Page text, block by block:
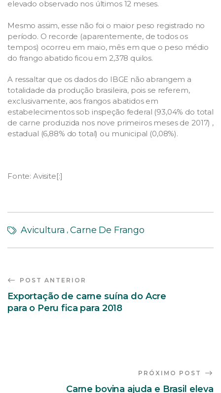
elevado observado nos últimos 12 meses.
Mesmo assim, esse não foi o maior peso registrado no
período. O recorde (aparentemente, de todos os
tempos) ocorreu em maio, mês em que o peso médio
do frango abatido ficou em 2,378 quilos.
A ressaltar que os dados do IBGE não abrangem a
totalidade da produção brasileira, pois se referem,
exclusivamente, aos frangos abatidos em
estabelecimentos sob inspeção federal (93,04% do total
de carne produzida nos nove primeiros meses de 2017) ,
estadual (6,88% do total) ou municipal (0,08%).
Fonte: Avisite[:]
Avicultura , Carne De Frango
POST ANTERIOR
Exportação de carne suína do Acre
para o Peru fica para 2018
PRÓXIMO POST
Carne bovina ajuda e Brasil eleva